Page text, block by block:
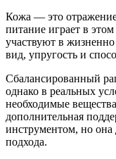
Кожа — это отражение
питание играет в
участвуют в
вид, упругость и
Сбалансированный
однако в реальных
необходимые
дополнительная
инструментом, но
подхода.